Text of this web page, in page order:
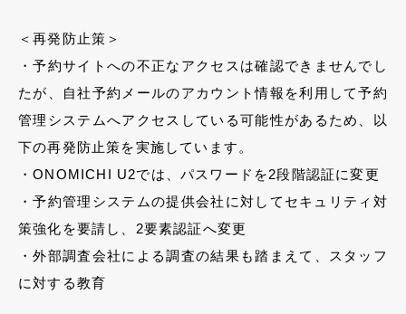
＜再発防止策＞
・予約サイトへの不正なアクセスは確認できませんでし
たが、自社予約メールのアカウント情報を利用して予約
管理システムへアクセスしている可能性があるため、以
下の再発防止策を実施しています。
・ONOMICHI U2では、パスワードを2段階認証に変更
・予約管理システムの提供会社に対してセキュリティ対
策強化を要請し、2要素認証へ変更
・外部調査会社による調査の結果も踏まえて、スタッフ
に対する教育